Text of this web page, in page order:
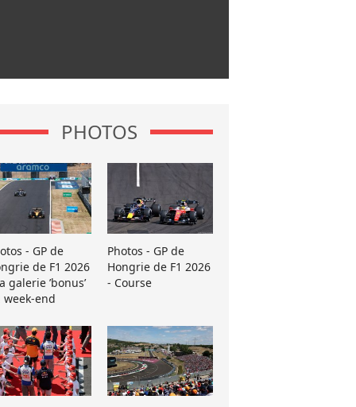
PHOTOS
- GP de
de F1 2026
galerie ’bonus’
week-end
Photos - GP de
Hongrie de F1 2026
- Course